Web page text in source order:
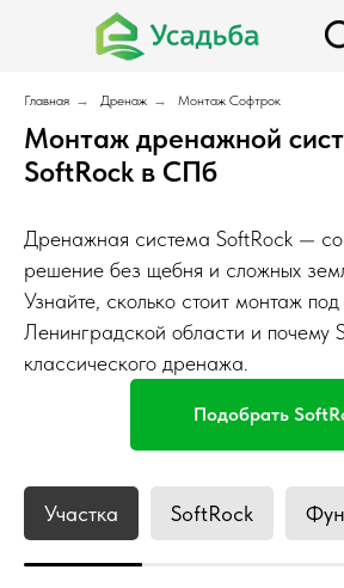
Главная → Дренаж → Монтаж Софтрок
Монтаж дренажной
SoftRock в СПб
Дренажная система SoftRock —
решение без щебня и сложных
Узнайте, сколько стоит монтаж
Ленинградской области и почему
классического дренажа.
Подобрать
Участка SoftRock